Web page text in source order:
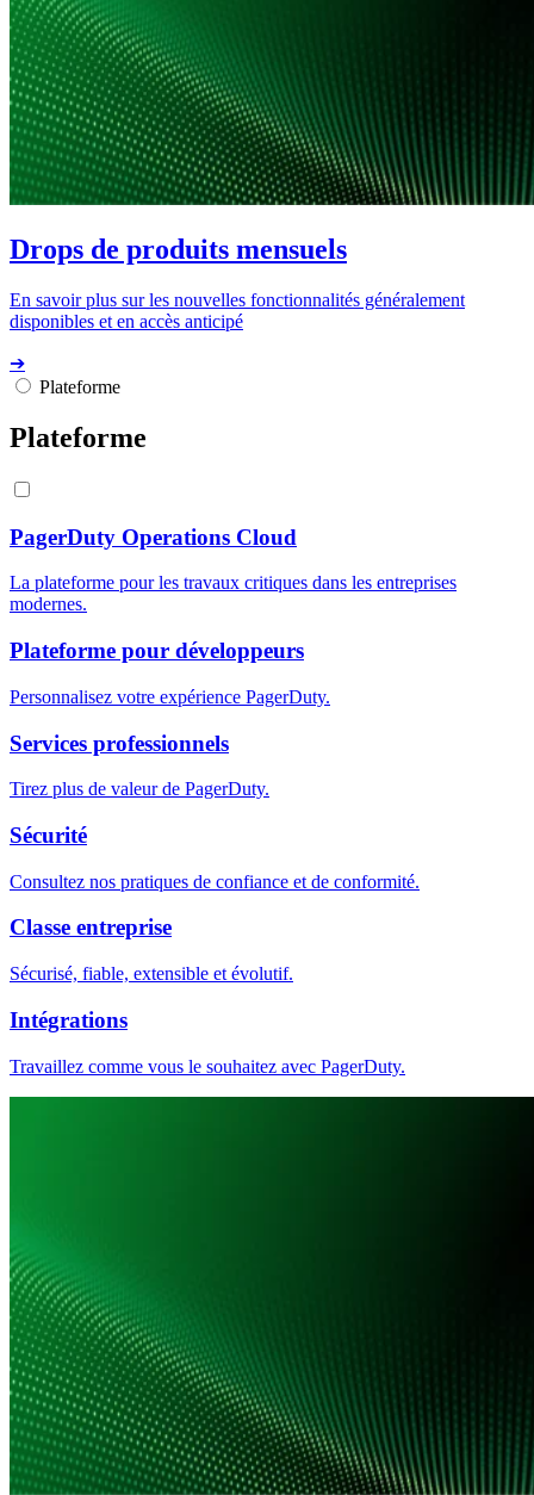
Drops de produits mensuels
En savoir plus sur les nouvelles fonctionnalités généralement
disponibles et en accès anticipé
➔
Plateforme
Plateforme
PagerDuty Operations Cloud
La plateforme pour les travaux critiques dans les entreprises
modernes.
Plateforme pour développeurs
Personnalisez votre expérience PagerDuty.
Services professionnels
Tirez plus de valeur de PagerDuty.
Sécurité
Consultez nos pratiques de confiance et de conformité.
Classe entreprise
Sécurisé, fiable, extensible et évolutif.
Intégrations
Travaillez comme vous le souhaitez avec PagerDuty.